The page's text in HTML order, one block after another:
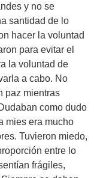
y no se
santidad de lo
hacer la voluntad
para evitar el
la voluntad de
a cabo. No
paz mientras
como dudo
mies era mucho
Tuvieron miedo,
entre lo
frágiles,